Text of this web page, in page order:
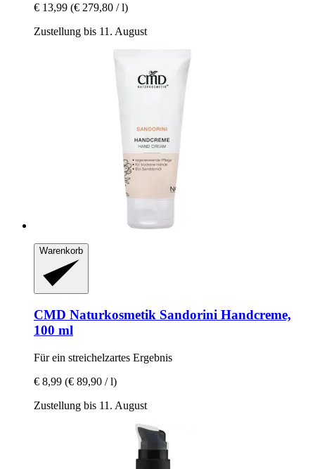
€ 13,99 (€ 279,80 / l)
Zustellung bis 11. August
Warenkorb
CMD Naturkosmetik Sandorini Handcreme,
100 ml
Für ein streichelzartes Ergebnis
€ 8,99 (€ 89,90 / l)
Zustellung bis 11. August